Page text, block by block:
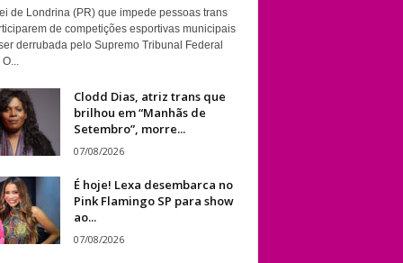
de Londrina (PR) que impede pessoas trans
de competições esportivas municipais
derrubada pelo Supremo Tribunal Federal
Clodd Dias, atriz trans que
brilhou em “Manhãs de
Setembro”, morre...
07/08/2026
É hoje! Lexa desembarca no
Pink Flamingo SP para show
ao...
07/08/2026